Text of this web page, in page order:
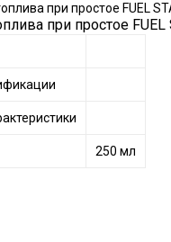
при простое
250 мл